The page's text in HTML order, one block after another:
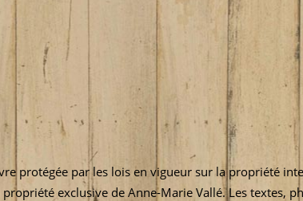
protégée par les lois en vigueur sur la propriété
exclusive de Anne-Marie Vallé. Les textes,